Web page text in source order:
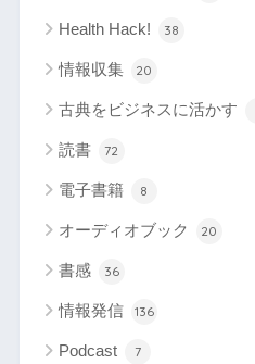
Health Hack! 38
情報収集 20
古典をビジネスに活かす
読書 72
電子書籍 8
オーディオブック 20
書感 36
情報発信 136
Podcast 7